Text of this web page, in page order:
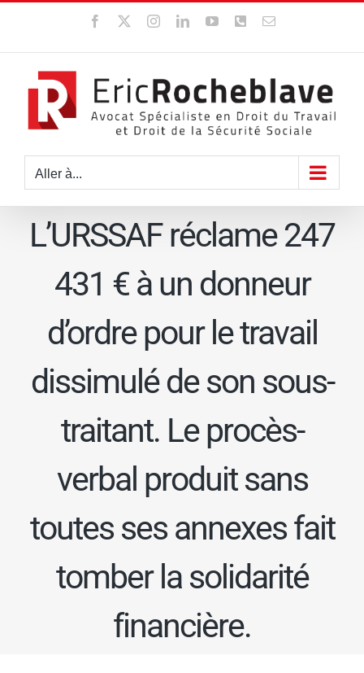
contenu
Facebook InstagramLinkedInYouTubeWhatsApp
Email
Aller à...
L’URSSAF réclame 247
431 € à un donneur
d’ordre pour le travail
dissimulé de son sous-
traitant. Le procès-
verbal produit sans
toutes ses annexes fait
tomber la solidarité
financière.